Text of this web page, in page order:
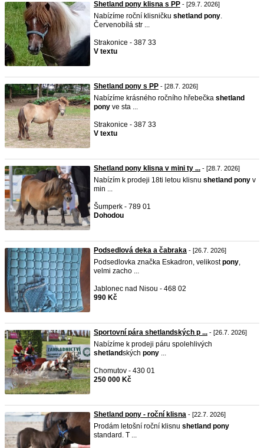
Shetland pony klisna s PP - [29.7. 2026]
Nabízíme roční klisničku shetland pony.
Červenobílá str ...
Strakonice - 387 33
V textu
Shetland pony s PP - [28.7. 2026]
Nabízíme krásného ročního hřebečka shetland
pony ve sta ...
Strakonice - 387 33
V textu
Shetland pony klisna v mini ty ... - [28.7. 2026]
Nabízím k prodeji 18ti letou klisnu shetland pony v
min ...
Šumperk - 789 01
Dohodou
Podsedlová deka a čabraka - [26.7. 2026]
Podsedlovka značka Eskadron, velikostpony,
velmi zacho ...
Jablonec nad Nisou - 468 02
990 Kč
Sportovní pára shetlandských p ... - [26.7. 2026]
Nabízíme k prodeji páru spolehlivých
shetlandských pony ...
Chomutov - 430 01
250 000 Kč
Shetland pony - roční klisna - [22.7. 2026]
Prodám letošní roční klisnu shetland pony
standard. T ...